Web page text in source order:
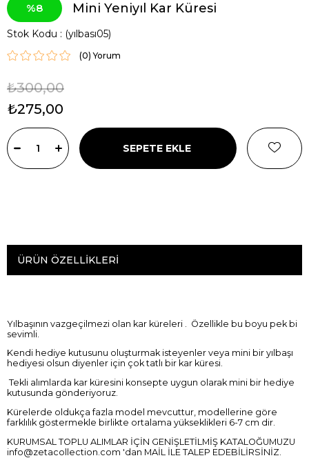
8 Mini Yeniyıl Kar Küresi
Stok Kodu (yılbası05)
(0)
₺300,00
₺275,00
ÜRÜN ÖZELLIKLERI
Yılbaşının vazgeçilmezi olan kar küreleri . Özellikle bu boyu pek bi
sevimli.
Kendi hediye kutusunu oluşturmak isteyenler veya mini bir yılbaşı
hediyesi olsun diyenler için çok tatlı bir kar küresi.
Tekli alımlarda kar küresini konsepte uygun olarak mini bir hediye
kutusunda gönderiyoruz.
Kürelerde oldukça fazla model mevcuttur, modellerine göre
farklılık göstermekle birlikte ortalama yükseklikleri 6-7 cm dir.
KURUMSAL TOPLU ALIMLAR İÇİN GENİŞLETİLMİŞ KATALOĞUMUZU
info@zetacollection.com 'dan MAİL İLE TALEP EDEBİLİRSİNİZ.